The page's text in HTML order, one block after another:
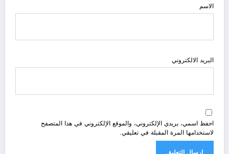
الاسم
البريد الالكتروني
احفظ اسمي، بريدي الإلكتروني، والموقع الإلكتروني في هذا المتصفح
لاستخدامها المرة المقبلة في تعليقي.